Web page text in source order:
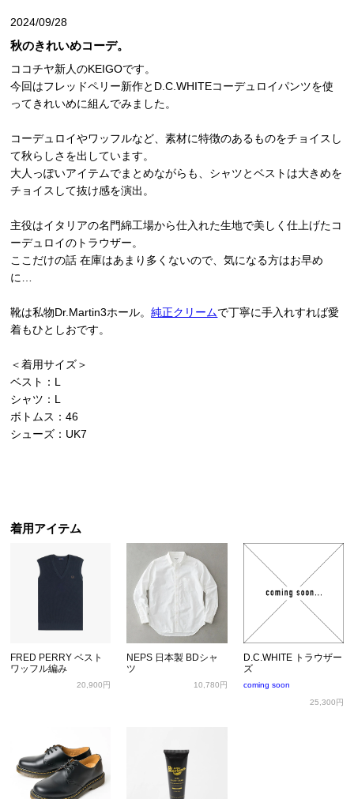
2024/09/28
秋のきれいめコーデ。
ココチヤ新人のKEIGOです。
今回はフレッドペリー新作とD.C.WHITEコーデュロイパンツを使
ってきれいめに組んでみました。
コーデュロイやワッフルなど、素材に特徴のあるものをチョイスし
て秋らしさを出しています。
大人っぽいアイテムでまとめながらも、シャツとベストは大きめを
チョイスして抜け感を演出。
主役はイタリアの名門綿工場から仕入れた生地で美しく仕上げたコ
ーデュロイのトラウザー。
ここだけの話 在庫はあまり多くないので、気になる方はお早め
に…
靴は私物Dr.Martin3ホール。純正クリームで丁寧に手入れすれば愛
着もひとしおです。
＜着用サイズ＞
ベスト：L
シャツ：L
ボトムス：46
シューズ：UK7
着用アイテム
FRED PERRY ベスト
ワッフル編み
20,900円
NEPS 日本製 BDシャ
ツ
10,780円
D.C.WHITE トラウザー
ズ
coming soon
25,300円